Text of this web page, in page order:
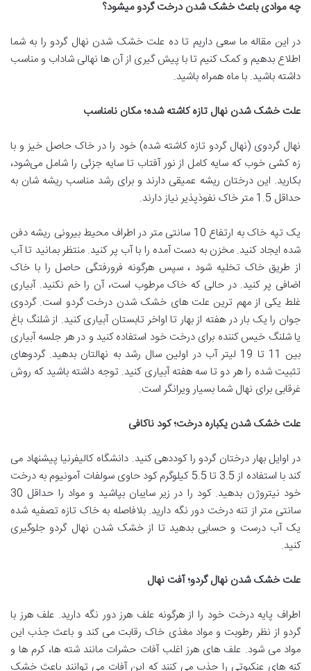
چه موادی باعث خشک شدن درخت گردو میشود؟
در این مقاله ما سعی داریم تا ده علت خشک شدن نهال گردو را به شما
اطلاع بدهیم و کمک کنیم تا با پیش گیری از آن ها نهالی شاداب و مناسب
داشته باشید. با ماه همراه باشید.
علت خشک شدن نهال تازه کاشته شده؛ مکان نامناسب
نهال گردوی (نهال گردو تازه کاشته شده) خود را در خاک حاصل خیز و با
زه کشی خوب که سایه کامل از نور آفتاب تا سایه جزئی را شامل می‌شود،
بکارید. این درختان ریشه عمیقی دارند و برای رشد مناسب ریشه شان به
حداقل 1.5 متر خاک نفوذپذیر نیاز دارند.
یک تپه خاک به ارتفاع 10 سانتی متر در اطراف محیط بیرونی ریشه دفن
شده ایجاد کنید. مخزن به دست آمده را با آب پر کنید. منتظر بمانید تا آب
از طریق خاک تخلیه شود ، سپس هرگونه فرورفتگی حاصل را با خاک
اضافی پر کنید. در حالی که خاک مرطوب است، آن را خم نکنید. آبیاری
غلط یکی از مهم ترین علت های خشک شدن درخت گردو است. گردوی
جوان را یک بار در هفته از بهار تا اواخر تابستان آبیاری کنید. از شلنگ باغ
یا شلنگ خیس کننده برای درخت خود استفاده کنید و در هر جلسه آبیاری
بین 11 تا 19 لیتر آب در اولین سال رشد به نهالتان بدهید. گردوهای
تثبیت شده را هر دو تا سه هفته آبیاری کنید. توجه داشته باشید که روش
غرقابی برای نهال شما بسیار ویرانگر است.
علت خشک شدن یکباره درخت؛ کود ناکافی
در اوایل بهار درختان گردو را کوددهی کنید. دانشگاه کالیفرنیا پیشنهاد می
کند با استفاده از 3.5 تا 5.5 کیلوگرم کود حاوی سولفات آمونیوم به درخت
خود نیتروژن بدهید. کود را در زیر سایبان بپاشید و مواد را حداقل 30
سانتی متر از تنه درخت دور نگه دارید. بلافاصله به خاک تازه تصفیه شده
یک آب درست و حسابی بدهید تا از خشک شدن نهال گردو جلوگیری
کنید.
علت خشک شدن نهال گردو؛ آفت نهال
اطراف پایه درخت خود را از هرگونه علف هرز دور نگه دارید. علف هرز با
گردو از نظر رطوبت و مواد مغذی خاک رقابت می کند و باعث جذب این
مواد می شود. علف‌ های هرز اغلب آفات حشرات مانند شته ها، کرم ها و
کنه های عنکبوتی را جذب می کنند که این آفات می توانند باعث خشک